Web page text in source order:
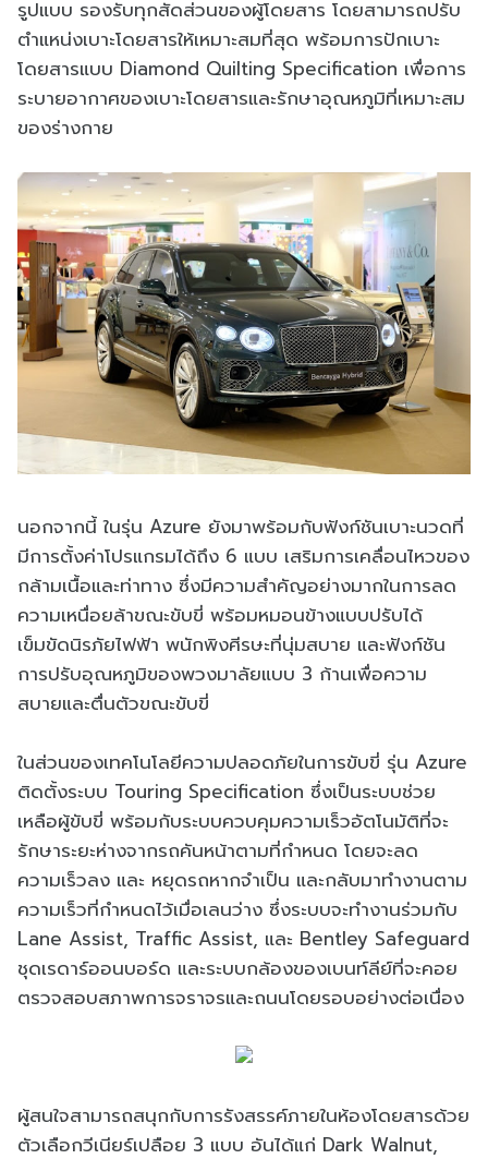
รูปแบบ รองรับทุกสัดส่วนของผู้โดยสาร โดยสามารถปรับ
ตำแหน่งเบาะโดยสารให้เหมาะสมที่สุด พร้อมการปักเบาะ
โดยสารแบบ Diamond Quilting Specification เพื่อการ
ระบายอากาศของเบาะโดยสารและรักษาอุณหภูมิที่เหมาะสม
ของร่างกาย
นอกจากนี้ ในรุ่น Azure ยังมาพร้อมกับฟังก์ชันเบาะนวดที่
มีการตั้งค่าโปรแกรมได้ถึง 6 แบบ เสริมการเคลื่อนไหวของ
กล้ามเนื้อและท่าทาง ซึ่งมีความสำคัญอย่างมากในการลด
ความเหนื่อยล้าขณะขับขี่ พร้อมหมอนข้างแบบปรับได้
เข็มขัดนิรภัยไฟฟ้า พนักพิงศีรษะที่นุ่มสบาย และฟังก์ชัน
การปรับอุณหภูมิของพวงมาลัยแบบ 3 ก้านเพื่อความ
สบายและตื่นตัวขณะขับขี่
ในส่วนของเทคโนโลยีความปลอดภัยในการขับขี่ รุ่น Azure
ติดตั้งระบบ Touring Specification ซึ่งเป็นระบบช่วย
เหลือผู้ขับขี่ พร้อมกับระบบควบคุมความเร็วอัตโนมัติที่จะ
รักษาระยะห่างจากรถคันหน้าตามที่กำหนด โดยจะลด
ความเร็วลง และ หยุดรถหากจำเป็น และกลับมาทำงานตาม
ความเร็วที่กำหนดไว้เมื่อเลนว่าง ซึ่งระบบจะทำงานร่วมกับ
Lane Assist, Traffic Assist, และ Bentley Safeguard
ชุดเรดาร์ออนบอร์ด และระบบกล้องของเบนท์ลีย์ที่จะคอย
ตรวจสอบสภาพการจราจรและถนนโดยรอบอย่างต่อเนื่อง
ผู้สนใจสามารถสนุกกับการรังสรรค์ภายในห้องโดยสารด้วย
ตัวเลือกวีเนียร์เปลือย 3 แบบ อันได้แก่ Dark Walnut,